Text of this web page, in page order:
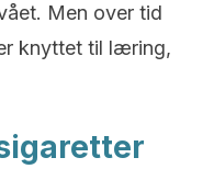
Men over tid
knyttet til læring,